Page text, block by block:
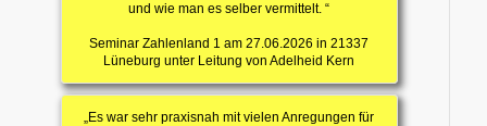
und wie man es selber vermittelt. “
Seminar Zahlenland 1 am 27.06.2026 in 21337
Lüneburg unter Leitung von Adelheid Kern
„Es war sehr praxisnah mit vielen Anregungen für